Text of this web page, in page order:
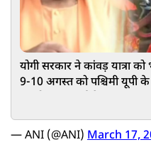
योगी सरकार ने कांवड़ यात्रा
9-10 अगस्त को पश्चिमी यूपी के
— ANI (@ANI) March 17,